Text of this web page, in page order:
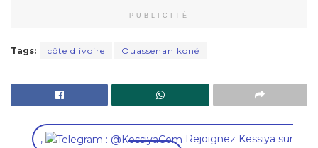
PUBLICITÉ
Tags: côte d'ivoire Ouassenan koné
,
Rejoignez Kessiya sur